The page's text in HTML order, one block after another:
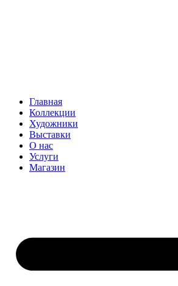
Главная
Коллекции
Художники
Выставки
О нас
Услуги
Магазин